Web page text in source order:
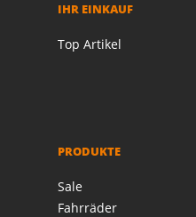
IHR EINKAUF
Top Artikel
PRODUKTE
Sale
Fahrräder